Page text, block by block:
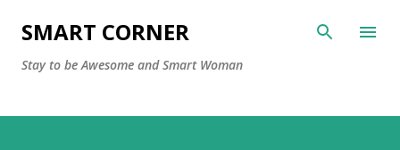
Langsung ke konten utama
SMART CORNER
Stay to be Awesome and Smart Woman